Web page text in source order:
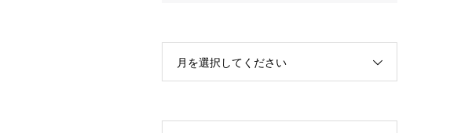
月を選択してください